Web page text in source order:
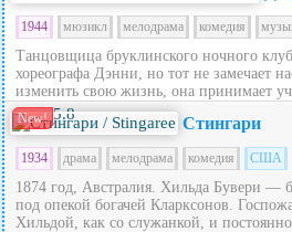
1944 мюзикл мелодрама комедия
Танцовщица бруклинского ночного
хореографа Дэнни, но тот не замечает
изменить свою жизнь, она принимает
New! 5.8 Стингари
1934 драма мелодрама комедия США
1874 год, Австралия. Хильда Бувери —
под опекой богачей Кларксонов.
Хильдой, как со служанкой, и постоянно